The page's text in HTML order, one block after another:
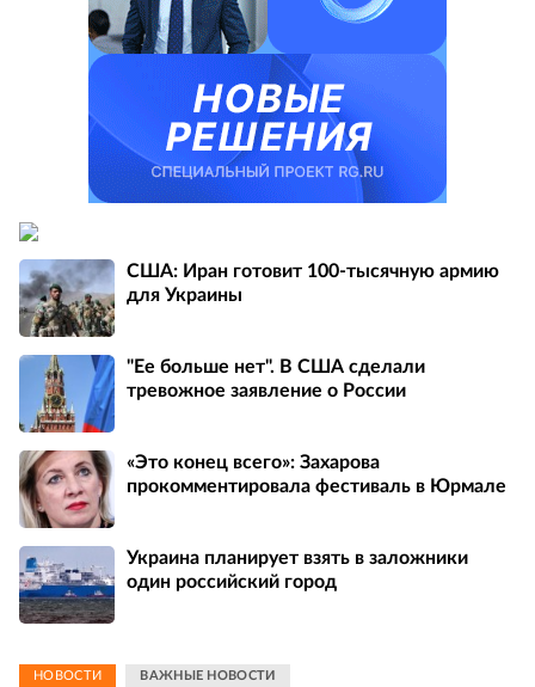
США: Иран готовит 100-тысячную армию
для Украины
"Ее больше нет". В США сделали
тревожное заявление о России
«Это конец всего»: Захарова
прокомментировала фестиваль в Юрмале
Украина планирует взять в заложники
один российский город
НОВОСТИ ВАЖНЫЕ НОВОСТИ